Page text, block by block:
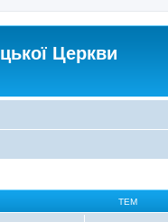
Церкви
ТЕМ